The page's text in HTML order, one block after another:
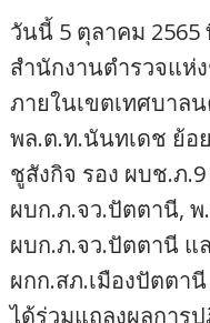
วันนี้ 5 ตุลาคม
สำนักงานตำรวจแห่
ภายในเขตเทศบาล
พล.ต.ท.นันทเดช ย้อ
ชูสังกิจ รอง ผบช.ภ
ผบก.ภ.จว.ปัตตานี, พ
ผบก.ภ.จว.ปัตตานี
ผกก.สภ.เมืองปัตตานี
ได้ร่วมแถลงผลการ